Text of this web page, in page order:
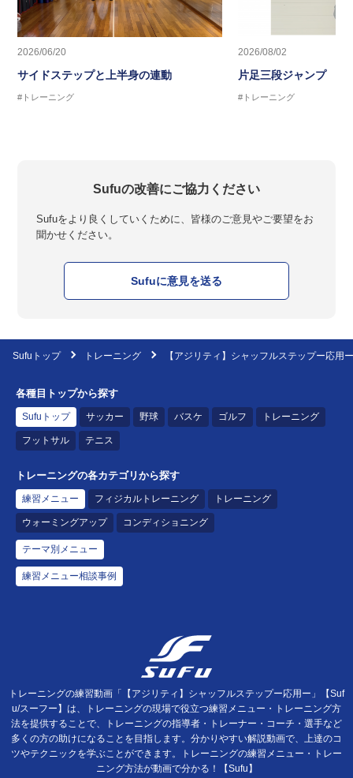
2026/06/20
サイドステップと上半身の連動
#トレーニング
2026/08/02
片足三段ジャンプ
#トレーニング
Sufuの改善にご協力ください
Sufuをより良くしていくために、皆様のご意見やご要望をお
聞かせください。
Sufuに意見を送る
Sufuトップ トレーニング 【アジリティ】シャッフルステップー応用ー
各種目トップから探す
Sufuトップ サッカー 野球 バスケ ゴルフ トレーニング
フットサル テニス
トレーニングの各カテゴリから探す
練習メニュー フィジカルトレーニング トレーニング
ウォーミングアップ コンディショニング
テーマ別メニュー
練習メニュー相談事例
トレーニングの練習動画「【アジリティ】シャッフルステップー応用ー」【Suf
u/スーフー】は、トレーニングの現場で役立つ練習メニュー・トレーニング方
法を提供することで、トレーニングの指導者・トレーナー・コーチ・選手など
多くの方の助けになることを目指します。分かりやすい解説動画で、上達のコ
ツやテクニックを学ぶことができます。トレーニングの練習メニュー・トレー
ニング方法が動画で分かる！【Sufu】